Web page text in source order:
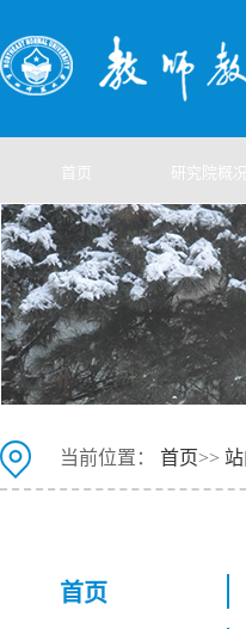
首页 研究院概况
当前位置： 首页>>
首页